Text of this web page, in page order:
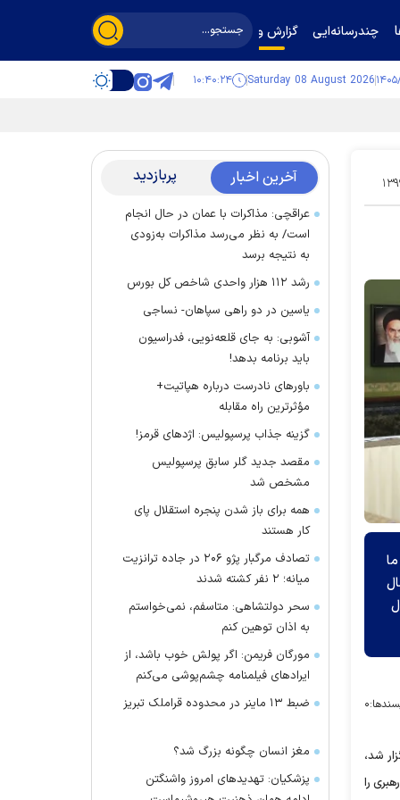
چندرسانه‌ایی گزارش و گفت‌وگو
Saturday 08 August 2026 ۱۰:۴۰:۲۵
۰۴
فعال
۰
برگزار شد،
را
آخرین اخبار پربازدید
عراقچی: مذاکرات با عمان در حال انجام
است/ به نظر می‌رسد مذاکرات به‌زودی
به نتیجه برسد
رشد ۱۱۲ هزار واحدی شاخص کل بورس
یاسین در دو راهی سپاهان- نساجی
آشوبی: به جای قلعه‌نویی، فدراسیون
باید برنامه بدهد!
باور‌های نادرست درباره هپاتیت+
مؤثرترین راه مقابله
گزینه جذاب پرسپولیس: اژد‌های قرمز!
مقصد جدید گلر سابق پرسپولیس
مشخص شد
همه برای باز شدن پنجره استقلال پای
کار هستند
تصادف مرگبار پژو ۲۰۶ در جاده ترانزیت
میانه؛ ۲ نفر کشته شدند
سحر دولتشاهی: متاسفم، نمی‌خواستم
به اذان توهین کنم
مورگان فریمن: اگر پولش خوب باشد، از
ایراد‌های فیلمنامه چشم‌پوشی می‌کنم
ضبط ۱۳ ماینر در محدوده قراملک تبریز
مغز انسان چگونه بزرگ شد؟
پزشکیان: تهدید‌های امروز واشنگتن